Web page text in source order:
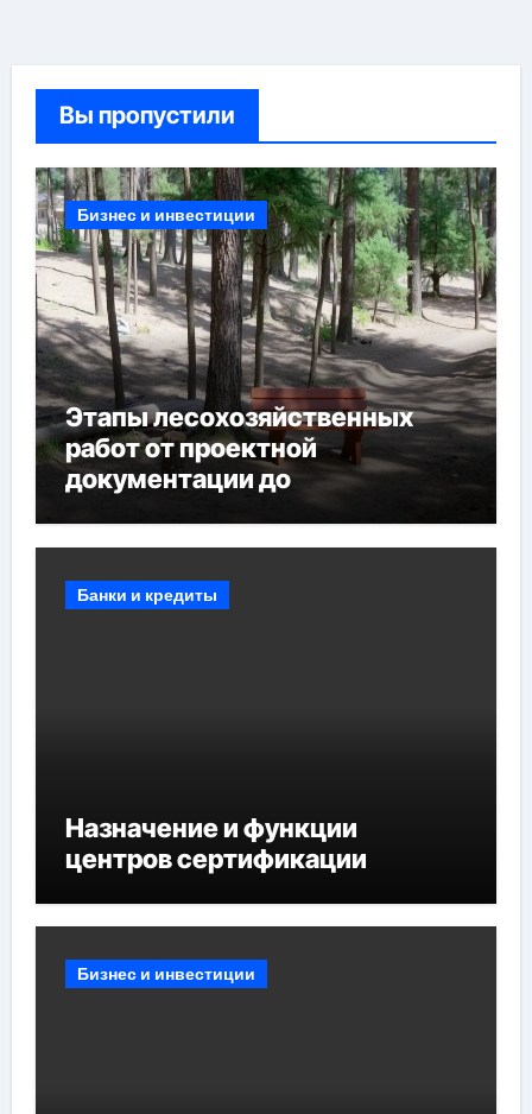
Вы пропустили
Бизнес и инвестиции
Этапы лесохозяйственных
работ от проектной
документации до
мероприятий и обустройства
Банки и кредиты
Назначение и функции
центров сертификации
Бизнес и инвестиции